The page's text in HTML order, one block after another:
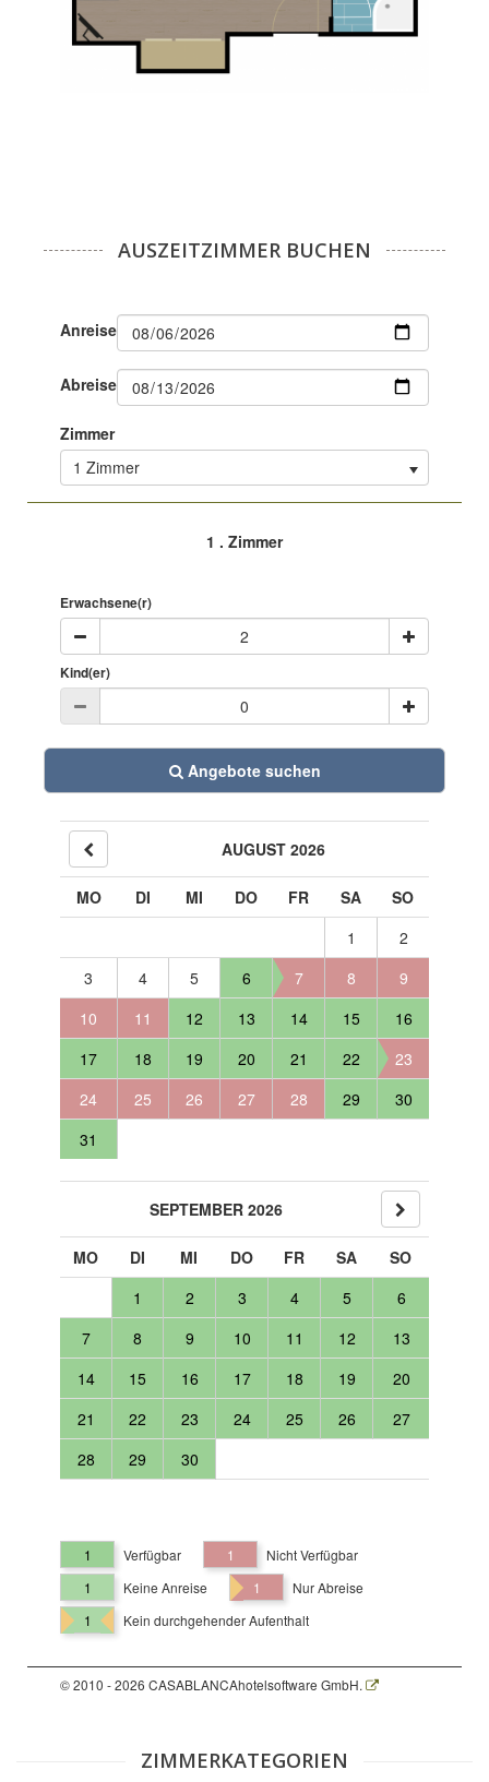
AUSZEITZIMMER BUCHEN
Anreise
Abreise
Zimmer
1 Zimmer
1 . Zimmer
Erwachsene(r)
Kind(er)
Angebote suchen
AUGUST 2026
MO DI MI DO FR SA
SO
1
2
3
4 5 6 7 8
9
10
11 12 13 14 15
16
17
18 19 20 21 22
23
24
25 26 27 28 29
30
31
SEPTEMBER 2026
MO DI MI DO FR SA
SO
1
2 3 4 5
6
7
8 9 10 11 12
13
14
15 16 17 18 19
20
21
22 23 24 25 26
27
28
29 30
1 Verfügbar 1
Nicht Verfügbar
1
Keine Anreise 1
Nur Abreise
1
Kein durchgehender Aufenthalt
© 2010 - 2026 CASABLANCAhotelsoftware GmbH.
ZIMMERKATEGORIEN